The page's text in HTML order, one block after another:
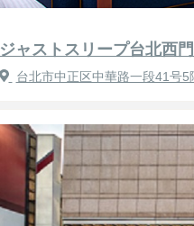
ジャストスリープ台北西門
台北市中正区中華路一段41号5